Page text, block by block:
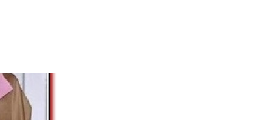
Строительство
Культура и общество